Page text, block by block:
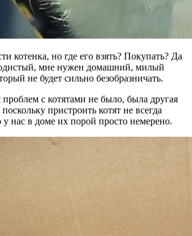
котенка, но где его взять? Покупать? Да
мне нужен домашний, милый
не будет сильно безобразничать.
с котятами не было, была другая
пристроить котят не всегда
у нас в доме их порой просто немерено.